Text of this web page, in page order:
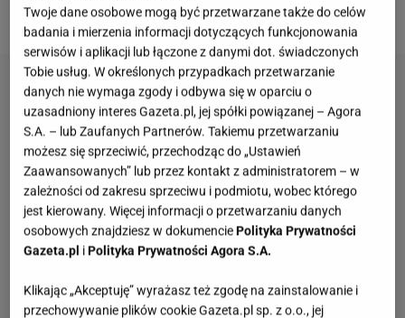
zadane mu pytanie.
Twoje dane osobowe mogą być przetwarzane także do celów
badania i mierzenia informacji dotyczących funkcjonowania
serwisów i aplikacji lub łączone z danymi dot. świadczonych
Tobie usług. W określonych przypadkach przetwarzanie
danych nie wymaga zgody i odbywa się w oparciu o
uzasadniony interes Gazeta.pl, jej spółki powiązanej – Agora
S.A. – lub Zaufanych Partnerów. Takiemu przetwarzaniu
możesz się sprzeciwić, przechodząc do „Ustawień
Zaawansowanych” lub przez kontakt z administratorem – w
zależności od zakresu sprzeciwu i podmiotu, wobec którego
jest kierowany. Więcej informacji o przetwarzaniu danych
osobowych znajdziesz w dokumenciePolityka Prywatności
Gazeta.pl iPolityka Prywatności Agora S.A.
Klikając „Akceptuję” wyrażasz też zgodę na zainstalowanie i
przechowywanie plików cookie Gazeta.pl sp. z o.o., jej